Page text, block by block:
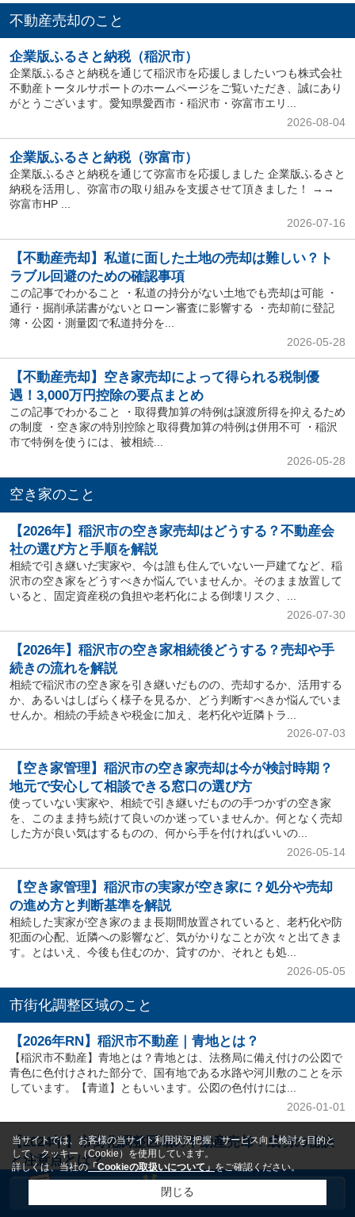
不動産売却のこと
企業版ふるさと納税（稲沢市）
企業版ふるさと納税を通じて稲沢市を応援しましたいつも株式会社
不動産トータルサポートのホームページをご覧いただき、誠にあり
がとうございます。愛知県愛西市・稲沢市・弥富市エリ...
2026-08-04
企業版ふるさと納税（弥富市）
企業版ふるさと納税を通じて弥富市を応援しました 企業版ふるさと
納税を活用し、弥富市の取り組みを支援させて頂きました！ →→
弥富市HP ...
2026-07-16
【不動産売却】私道に面した土地の売却は難しい？ト
ラブル回避のための確認事項
この記事でわかること ・私道の持分がない土地でも売却は可能 ・
通行・掘削承諾書がないとローン審査に影響する ・売却前に登記
簿・公図・測量図で私道持分を...
2026-05-28
【不動産売却】空き家売却によって得られる税制優
遇！3,000万円控除の要点まとめ
この記事でわかること ・取得費加算の特例は譲渡所得を抑えるため
の制度 ・空き家の特別控除と取得費加算の特例は併用不可 ・稲沢
市で特例を使うには、被相続...
2026-05-28
空き家のこと
【2026年】稲沢市の空き家売却はどうする？不動産会
社の選び方と手順を解説
相続で引き継いだ実家や、今は誰も住んでいない一戸建てなど、稲
沢市の空き家をどうすべきか悩んでいませんか。そのまま放置して
いると、固定資産税の負担や老朽化による倒壊リスク、...
2026-07-30
【2026年】稲沢市の空き家相続後どうする？売却や手
続きの流れを解説
相続で稲沢市の空き家を引き継いだものの、売却するか、活用する
か、あるいはしばらく様子を見るか、どう判断すべきか悩んでいま
せんか。相続の手続きや税金に加え、老朽化や近隣トラ...
2026-07-03
【空き家管理】稲沢市の空き家売却は今が検討時期？
地元で安心して相談できる窓口の選び方
使っていない実家や、相続で引き継いだものの手つかずの空き家
を、このまま持ち続けて良いのか迷っていませんか。何となく売却
した方が良い気はするものの、何から手を付ければいいの...
2026-05-14
【空き家管理】稲沢市の実家が空き家に？処分や売却
の進め方と判断基準を解説
相続した実家が空き家のまま長期間放置されていると、老朽化や防
犯面の心配、近隣への影響など、気がかりなことが次々と出てきま
す。とはいえ、今後も住むのか、貸すのか、それとも処...
2026-05-05
市街化調整区域のこと
【2026年RN】稲沢市不動産｜青地とは？
【稲沢市不動産】青地とは？青地とは、法務局に備え付けの公図で
青色に色付けされた部分で、国有地である水路や河川敷のことを示
しています。【青道】ともいいます。公図の色付けには...
2026-01-01
【2024年】市街化調整区域の不動産売却！成功の秘訣
と注意点とは？
【2024年】市街化調整区域の不動産売却！成功の秘訣と注意点と
は？市街化調整区域にある実家を売却したいと考える方は多いでし
ょう。しかし、このエリアの不動産売却には特有の知...
当サイトでは、お客様の当サイト利用状況把握、サービス向上検討を目的と
して、クッキー（Cookie）を使用しています。
詳しくは、当社の「Cookieの取扱いについて」をご確認ください。
閉じる